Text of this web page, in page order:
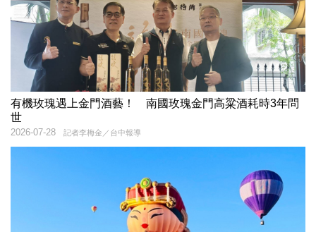
有機玫瑰遇上金門酒藝！ 南國玫瑰金門高粱酒耗時3年問
世
記者李梅金／台中報導
2026-07-28